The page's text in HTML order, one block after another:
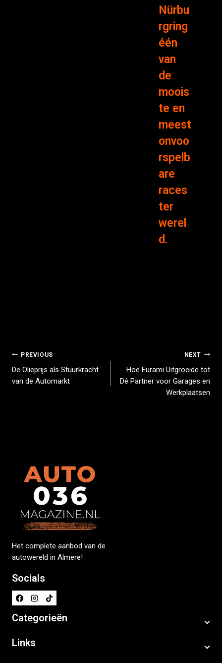
Nürbu
rgring
één
van
de
moois
te en
meest
onvoo
rspelb
are
races
ter
werel
d.
PREVIOUS
De Olieprijs als Stuurkracht
van de Automarkt
NEXT
Hoe Eurami Uitgroeide tot
Dé Partner voor Garages en
Werkplaatsen
Het complete aanbod van de
autowereld in Almere!
Socials
Categorieën
Links